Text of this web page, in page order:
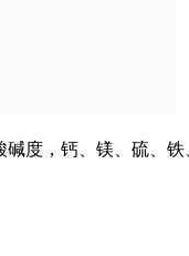
度，钙、镁、硫、